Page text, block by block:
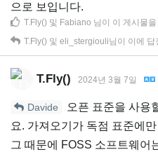
으로 보입니다.
T.Fly() 및 Fabiano 님이 이 게시물
T.Fly() 및 eli_stergiouli님이 이에
T.Fly() 2024년 3월 7일
Davide
오픈 표준을 사용
요. 가져오기가 독점 표준에
그 때문에 FOSS 소프트웨어